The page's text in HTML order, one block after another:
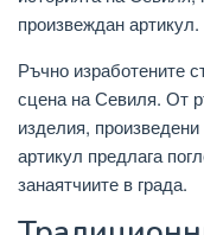
произвеждан артикул.
Ръчно изработените
сцена на Севиля. От
изделия,
артикул предлага
занаятчиите в града.